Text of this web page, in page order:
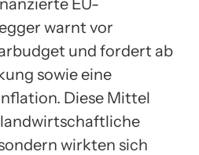
EU-
warnt vor
und fordert ab
sowie eine
Diese Mittel
wirkten sich